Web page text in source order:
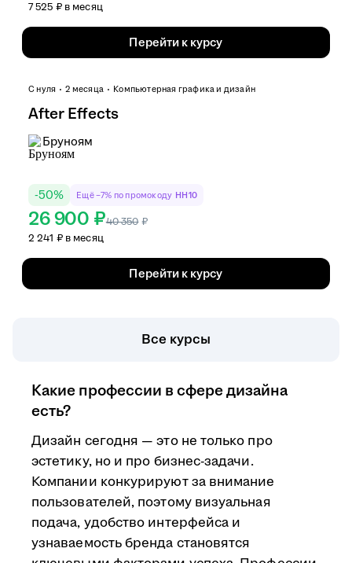
7 525 ₽ в месяц
Перейти к курсу
С нуля 2 месяца Компьютерная графика и дизайн
After Effects
Бруноям
-50% Ещё −7% по промокоду HH10
26 900 ₽40 350 ₽
2 241 ₽ в месяц
Перейти к курсу
Все курсы
Какие профессии в сфере дизайна
есть?
Дизайн сегодня — это не только про
эстетику, но и про бизнес-задачи.
Компании конкурируют за внимание
пользователей, поэтому визуальная
подача, удобство интерфейса и
узнаваемость бренда становятся